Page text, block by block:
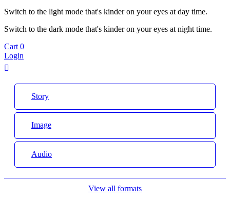
Switch to the light mode that's kinder on your eyes at day time.
Switch to the dark mode that's kinder on your eyes at night time.
Cart 0
Login
Story
Image
Audio
View all formats